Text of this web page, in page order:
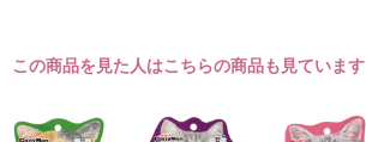
この商品を見た人はこちらの商品も見ています